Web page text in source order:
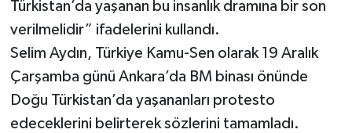
Türkistan’da yaşanan bu insanlık dramına bir son
verilmelidir” ifadelerini kullandı.
Selim Aydın, Türkiye Kamu-Sen olarak 19 Aralık
Çarşamba günü Ankara’da BM binası önünde
Doğu Türkistan’da yaşananları protesto
edeceklerini belirterek sözlerini tamamladı.